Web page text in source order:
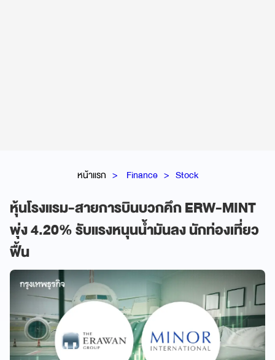
หน้าแรก Finance Stock
หุ้นโรงแรม-สายการบินบวกคึก ERW-MINT
พุ่ง 4.20% รับแรงหนุนน้ำมันลง นักท่องเที่ยว
ฟื้น